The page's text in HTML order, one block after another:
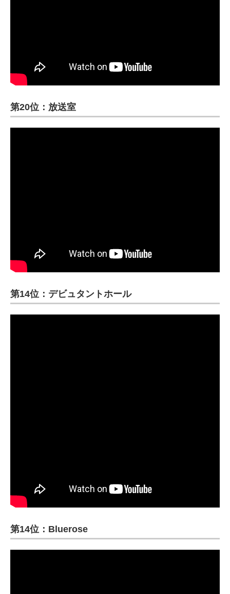
第20位：放送室
第14位：デビュタントホール
第14位：Bluerose